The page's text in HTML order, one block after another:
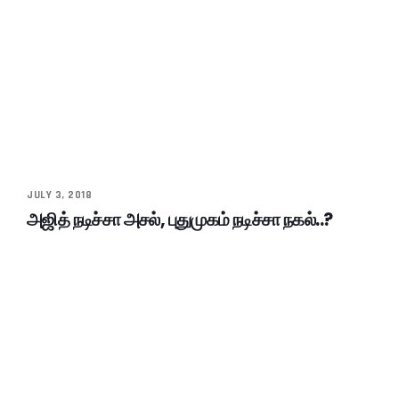
JULY 3, 2018
அஜித் நடிச்சா அசல், புதுமுகம் நடிச்சா நகல்..?